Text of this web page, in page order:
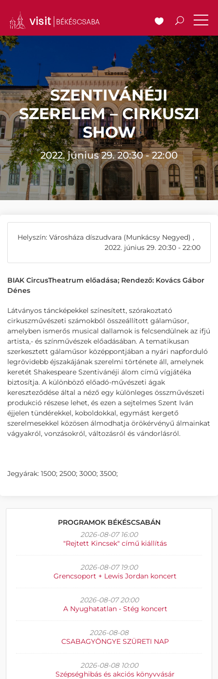
SZENTIVÁNÉJI
SZERELEM – CIRKUSZI
SHOW
2022. június 29. 20:30 - 22:00
Helyszín: Városháza díszudvara (Munkácsy Negyed) ,
2022. június 29. 20:30 - 22:00
BIAK CircusTheatrum előadása; Rendező: Kovács Gábor
Dénes
Látványos táncképekkel színesített, szórakoztató
cirkuszművészeti számokból összeállított gálaműsor,
amelyben ismerős musical dallamok is felcsendülnek az ifjú
artista,- és színművészek előadásában. A tematikusan
szerkesztett gálaműsor középpontjában a nyári napforduló
legrövidebb éjszakájának szerelmi története áll, amelynek
keretét Shakespeare Szentivánéji álom című vígjátéka
biztosítja. A különböző előadó-művészeti ágak
kereszteződése által a néző egy különleges összművészeti
produkció részese lehet, és ezen a sejtelmes Szent Iván
éjjelen tündérekkel, koboldokkal, egymást kergető
szerelmesekkel közösen álmodhatja örökérvényű álmainkat
vágyakról, vonzásokról, változásról és vándorlásról.
Jegyárak: 1500; 2500; 3000; 3500;
PROGRAMOK BÉKÉSCSABÁN
2026-08-07 16:00
"Rejtett Kincsek" című kiállítás
2026-08-07 19:00
Grencsoport + Lewis Jordan koncert
2026-08-07 20:00
A Nyughatatlan - Stég koncert
2026-08-08
CSABAGYÖNGYE SZÜRETI NAP
2026-08-08 10:00
Szépséghibás és akciós könyvvásár